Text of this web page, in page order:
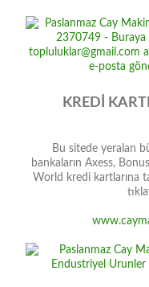
KREDİ
Bu sitede yeralan
bankaların Axess,
World kredi kartlarına